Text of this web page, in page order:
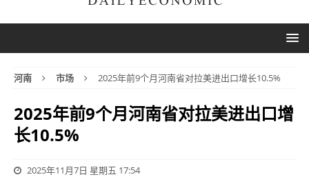
河南 市场 2025年前9个月河南省对拉美进出口增长10.5%
2025年前9个月河南省对拉美进出口增
长10.5%
2025年11月7日 星期五 17:54